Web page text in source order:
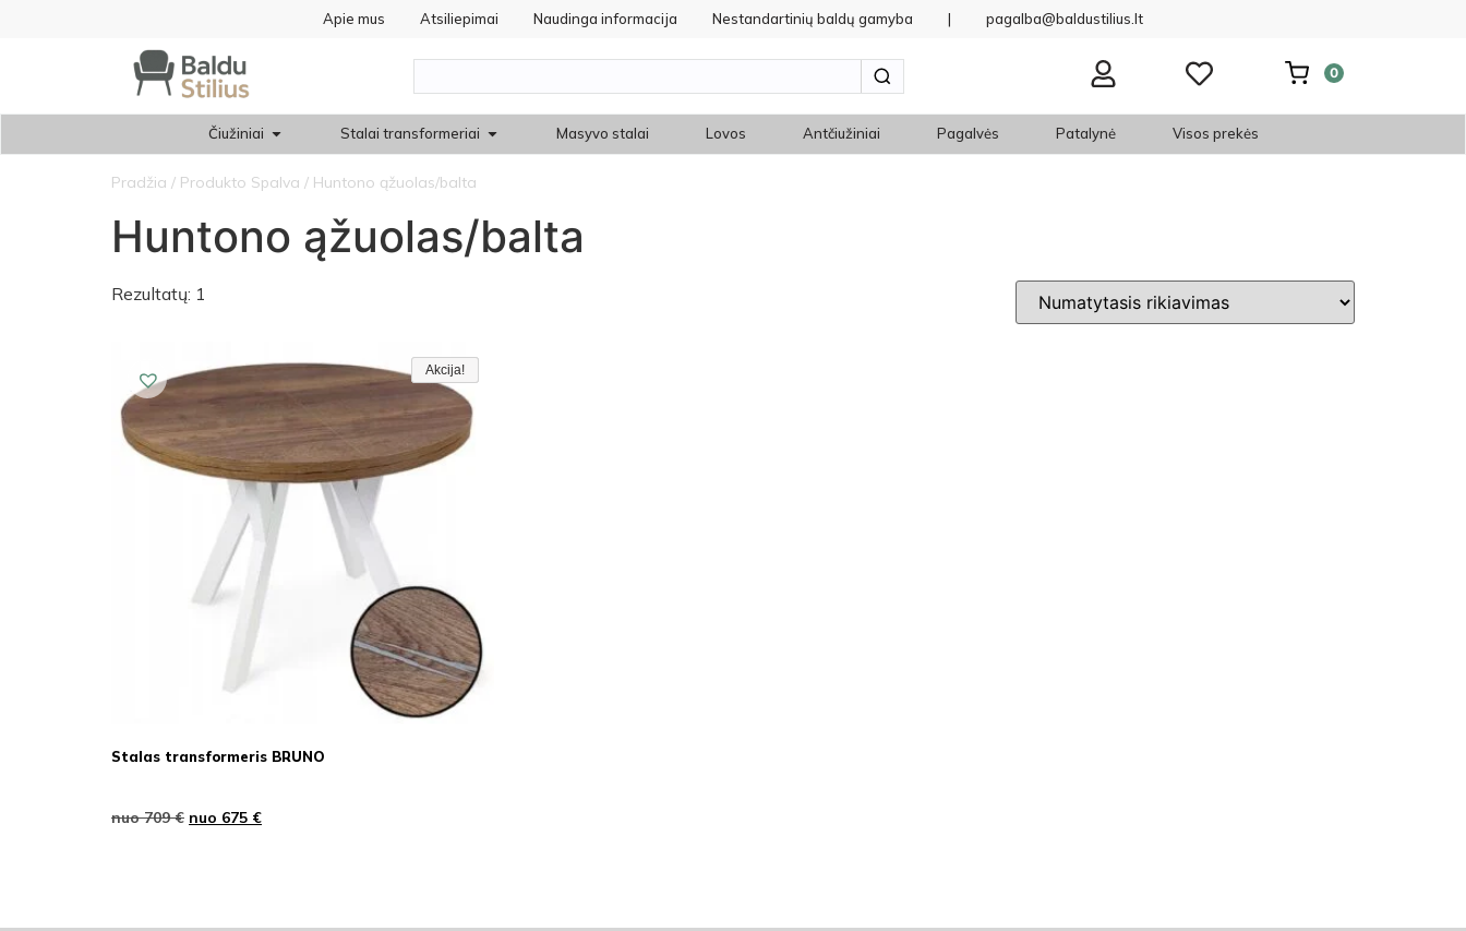
Apie mus Atsiliepimai Naudinga informacija Nestandartinių baldų gamyba | pagalba@baldustilius.lt
0
Čiužiniai Stalai transformeriai Masyvo stalai Lovos Antčiužiniai Pagalvės Patalynė Visos prekės
Pradžia / Produkto Spalva / Huntono ąžuolas/balta
Huntono ąžuolas/balta
Rezultatų: 1
Akcija!
Akcija
Akcija!
Stalas transformeris BRUNO
nuo709€ nuo 675 €